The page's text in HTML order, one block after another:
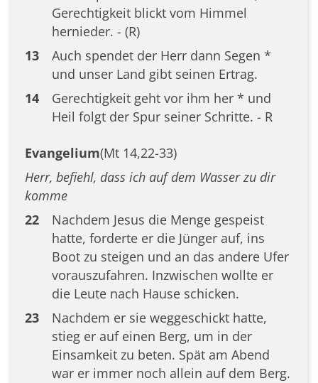
Gerechtigkeit blickt vom Himmel
hernieder. - (R)
13
Auch spendet der Herr dann Segen *
und unser Land gibt seinen Ertrag.
14
Gerechtigkeit geht vor ihm her * und
Heil folgt der Spur seiner Schritte. - R
Evangelium(Mt 14,22-33)
Herr, befiehl, dass ich auf dem Wasser zu dir
komme
22
Nachdem Jesus die Menge gespeist
hatte, forderte er die Jünger auf, ins
Boot zu steigen und an das andere Ufer
vorauszufahren. Inzwischen wollte er
die Leute nach Hause schicken.
23
Nachdem er sie weggeschickt hatte,
stieg er auf einen Berg, um in der
Einsamkeit zu beten. Spät am Abend
war er immer noch allein auf dem Berg.